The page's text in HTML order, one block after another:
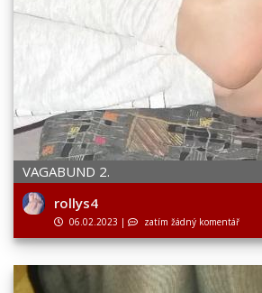
VAGABUND 2.
rollys4
06.02.2023 | zatím žádný komentář